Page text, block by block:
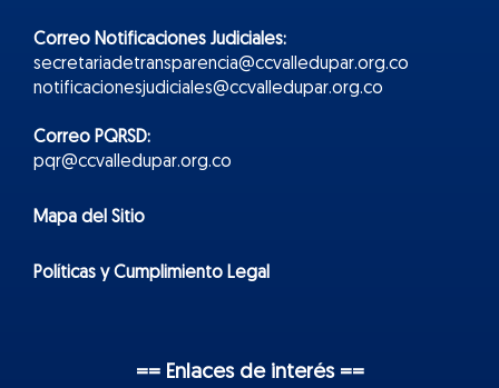
Correo Notificaciones Judiciales:
secretariadetransparencia@ccvalledupar.org.co
notificacionesjudiciales@ccvalledupar.org.co
Correo PQRSD:
pqr@ccvalledupar.org.co
Mapa del Sitio
Políticas y Cumplimiento Legal
== Enlaces de interés ==